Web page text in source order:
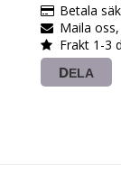
Betala
Maila
Frakt 1-3
DELA